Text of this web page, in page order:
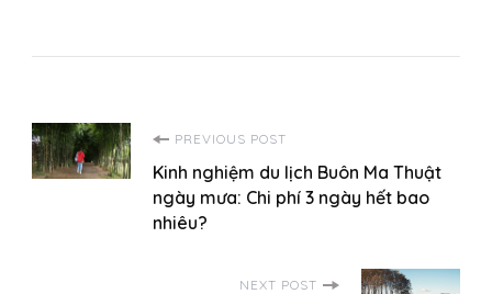
Post
Navigation
PREVIOUS POST
Kinh nghiệm du lịch Buôn Ma Thuật
ngày mưa: Chi phí 3 ngày hết bao
nhiêu?
NEXT POST